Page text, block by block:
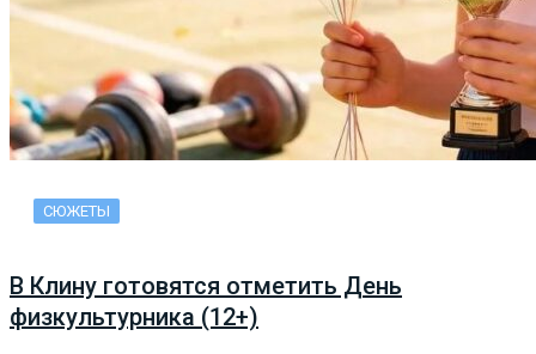
СЮЖЕТЫ
В Клину готовятся отметить День
физкультурника (12+)